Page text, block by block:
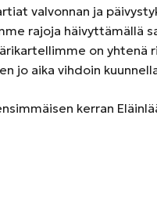
valvonnan ja
rajoja häivyttämällä
on
jo aika vihdoin
kerran